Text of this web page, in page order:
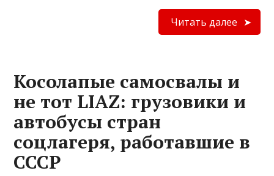
Читать далее
Косолапые самосвалы и
не тот LIAZ: грузовики и
автобусы стран
соцлагеря, работавшие в
СССР